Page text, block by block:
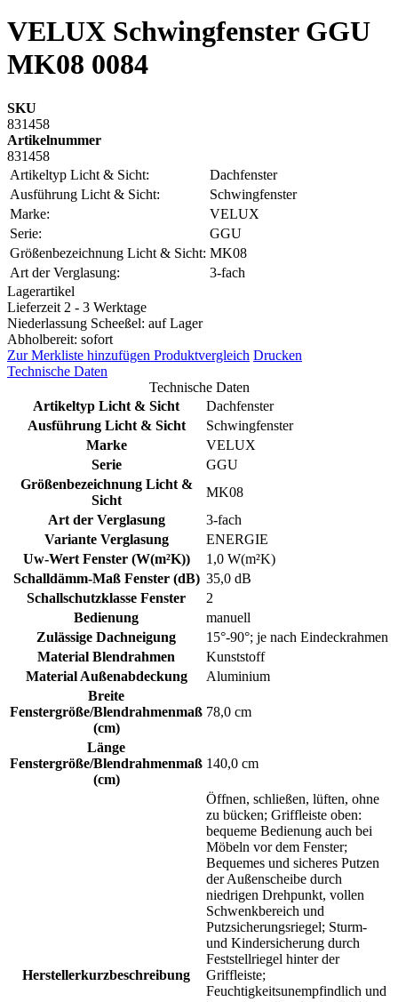
VELUX Schwingfenster GGU
MK08 0084
SKU
831458
Artikelnummer
831458
Artikeltyp Licht & Sicht:
Dachfenster
Ausführung Licht & Sicht:
Schwingfenster
Marke:
VELUX
Serie:
GGU
Größenbezeichnung Licht & Sicht: MK08
Art der Verglasung:
3-fach
Lagerartikel
Lieferzeit 2 - 3 Werktage
Niederlassung Scheeßel: auf Lager
Abholbereit: sofort
Zur Merkliste hinzufügen Produktvergleich Drucken
Technische Daten
Technische Daten
Artikeltyp Licht & Sicht
Dachfenster
Ausführung Licht & Sicht
Schwingfenster
Marke
VELUX
Serie
GGU
Größenbezeichnung Licht &
Sicht
MK08
Art der Verglasung
3-fach
Variante Verglasung
ENERGIE
Uw-Wert Fenster (W(m²K))
1,0 W(m²K)
Schalldämm-Maß Fenster (dB) 35,0 dB
Schallschutzklasse Fenster
2
Bedienung
manuell
Zulässige Dachneigung
15°-90°; je nach Eindeckrahmen
Material Blendrahmen
Kunststoff
Material Außenabdeckung
Aluminium
Breite
Fenstergröße/Blendrahmenmaß
(cm)
78,0 cm
Länge
Fenstergröße/Blendrahmenmaß
(cm)
140,0 cm
Herstellerkurzbeschreibung
Öffnen, schließen, lüften, ohne
zu bücken; Griffleiste oben:
bequeme Bedienung auch bei
Möbeln vor dem Fenster;
Bequemes und sicheres Putzen
der Außenscheibe durch
niedrigen Drehpunkt, vollen
Schwenkbereich und
Putzsicherungsriegel; Sturm-
und Kindersicherung durch
Feststellriegel hinter der
Griffleiste;
Feuchtigkeitsunempfindlich und